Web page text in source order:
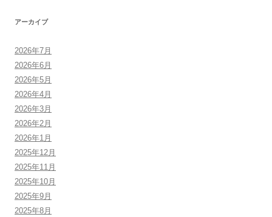
アーカイブ
2026年7月
2026年6月
2026年5月
2026年4月
2026年3月
2026年2月
2026年1月
2025年12月
2025年11月
2025年10月
2025年9月
2025年8月